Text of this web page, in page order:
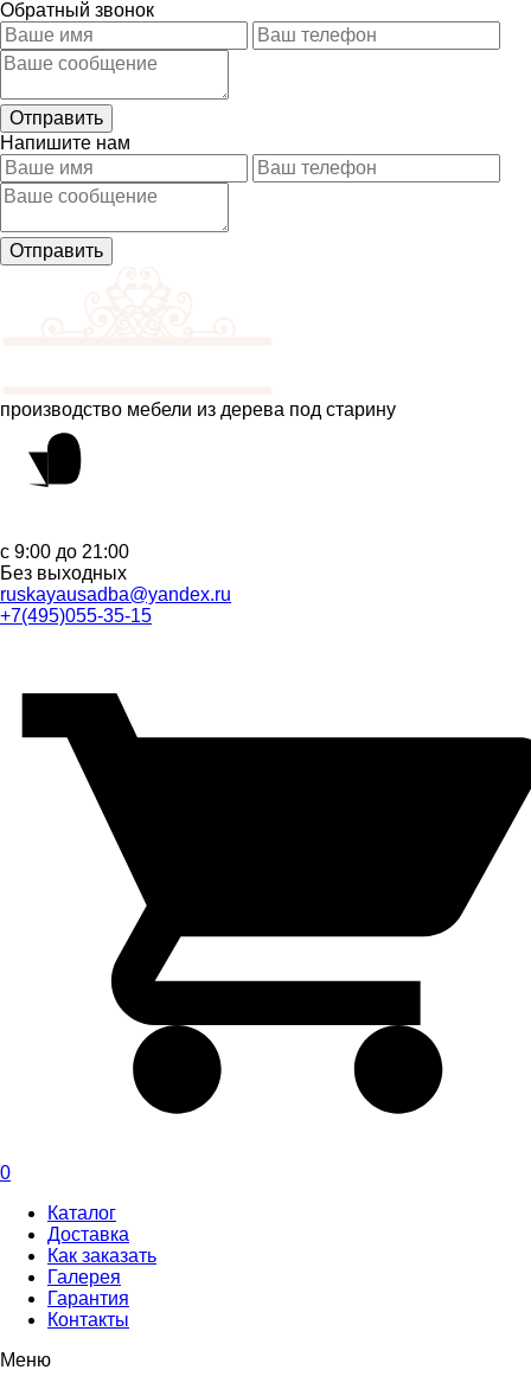
Обратный звонок
Напишите нам
производство мебели из дерева под старину
с 9:00 до 21:00
Без выходных
ruskayausadba@yandex.ru
+7(495)055-35-15
0
Каталог
Доставка
Как заказать
Галерея
Гарантия
Контакты
Меню